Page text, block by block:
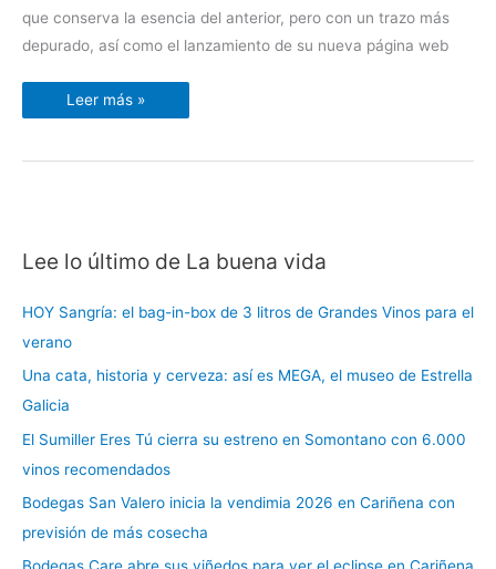
que conserva la esencia del anterior, pero con un trazo más
depurado, así como el lanzamiento de su nueva página web
Leer más »
Lee lo último de La buena vida
HOY Sangría: el bag-in-box de 3 litros de Grandes Vinos para el
verano
Una cata, historia y cerveza: así es MEGA, el museo de Estrella
Galicia
El Sumiller Eres Tú cierra su estreno en Somontano con 6.000
vinos recomendados
Bodegas San Valero inicia la vendimia 2026 en Cariñena con
previsión de más cosecha
C
t
e
g
o
r
í
a
s